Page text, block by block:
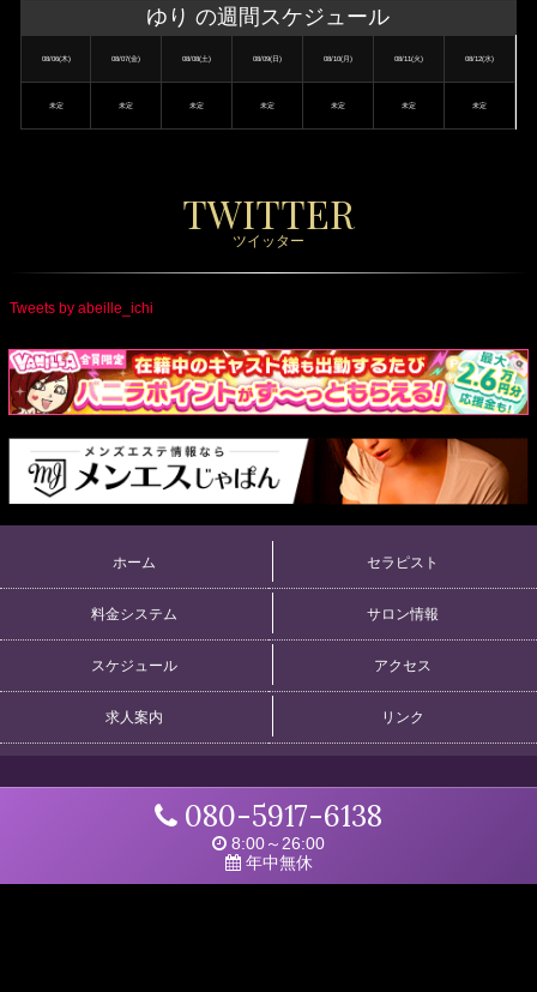
ゆり の週間スケジュール
08/06(木) 08/07(金) 08/08(土) 08/09(日) 08/10(月) 08/11(火) 08/12(水)
未定 未定 未定 未定 未定 未定 未定
TWITTER
ツイッター
Tweets by abeille_ichi
ホーム セラピスト
料金システム サロン情報
スケジュール アクセス
求人案内 リンク
080-5917-6138
8:00～26:00
年中無休